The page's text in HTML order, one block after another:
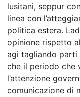
lusitani, seppur
linea con
politica estera.
opinione rispetto
agì tagliando parti
che il periodo che
l’attenzione
comunicazione di